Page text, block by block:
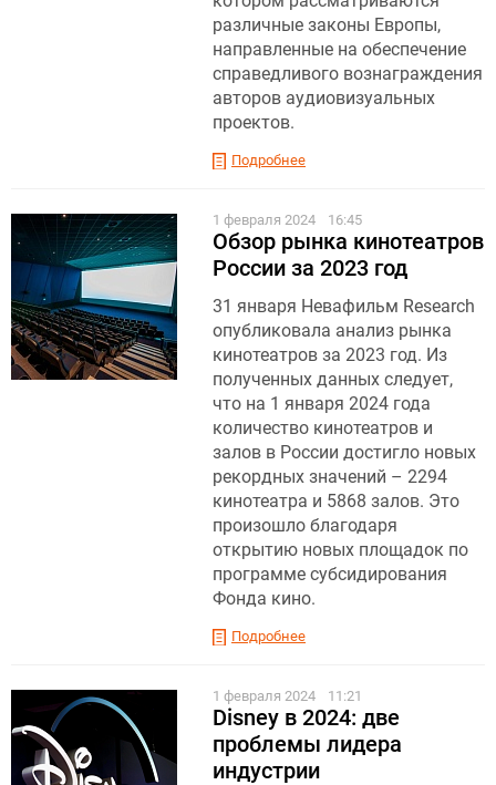
различные законы Европы,
направленные на обеспечение
справедливого вознаграждения
авторов аудиовизуальных
проектов.
Подробнее
1 февраля 2024 16:45
Обзор рынка кинотеатров
России за 2023 год
31 января Невафильм Research
опубликовала анализ рынка
кинотеатров за 2023 год. Из
полученных данных следует,
что на 1 января 2024 года
количество кинотеатров и
залов в России достигло новых
рекордных значений – 2294
кинотеатра и 5868 залов. Это
произошло благодаря
открытию новых площадок по
программе субсидирования
Фонда кино.
Подробнее
1 февраля 2024 11:21
Disney в 2024: две
проблемы лидера
индустрии